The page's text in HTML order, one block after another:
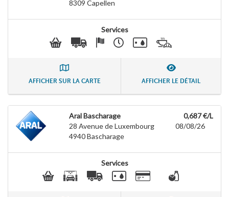
8309 Capellen
Services
AFFICHER SUR LA CARTE AFFICHER LE DÉTAIL
Aral Bascharage
28 Avenue de Luxembourg
4940Bascharage
0,687 €/L
08/08/26
Services